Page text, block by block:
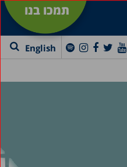
תמכו בנו
English